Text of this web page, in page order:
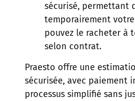
sécurisé, permettant
temporairement
pouvez le racheter à
selon contrat.
Praesto offre une
sécurisée, avec paiement
processus simplifié sans